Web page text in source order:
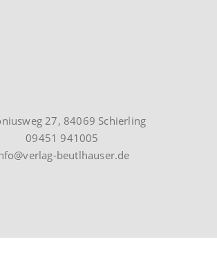
27, 84069 Schierling
09451 941005
beutlhauser.de